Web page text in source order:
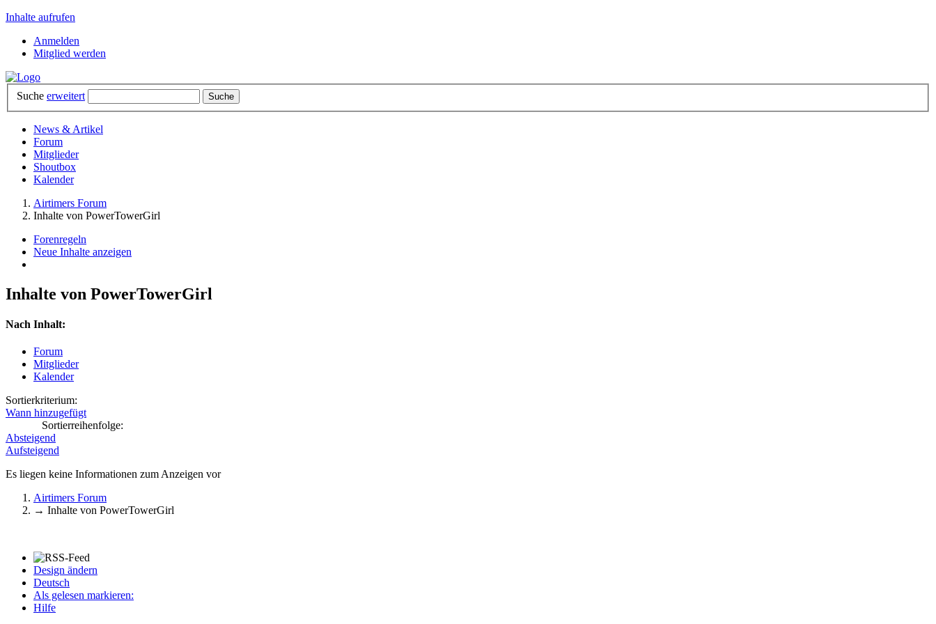
Inhalte aufrufen
Anmelden
Mitglied werden
Suche erweitert
News & Artikel
Forum
Mitglieder
Shoutbox
Kalender
Airtimers Forum
Inhalte von PowerTowerGirl
Forenregeln
Neue Inhalte anzeigen
Inhalte von PowerTowerGirl
Nach Inhalt:
Forum
Mitglieder
Kalender
Sortierkriterium:
Wann hinzugefügt
Sortierreihenfolge:
Absteigend
Aufsteigend
Es liegen keine Informationen zum Anzeigen vor
Airtimers Forum
→ Inhalte von PowerTowerGirl
Design ändern
Deutsch
Als gelesen markieren:
Hilfe